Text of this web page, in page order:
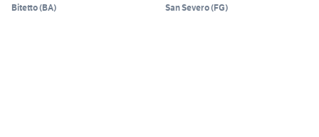
Bitetto(BA) San Severo(FG)